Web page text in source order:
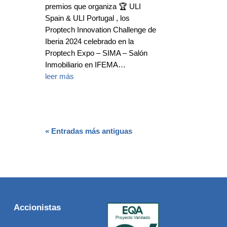
premios que organiza 🏆 ULI
Spain & ULI Portugal , los
Proptech Innovation Challenge de
Iberia 2024 celebrado en la
Proptech Expo – SIMA – Salón
Inmobiliario en IFEMA…
leer más
« Entradas más antiguas
Accionistas